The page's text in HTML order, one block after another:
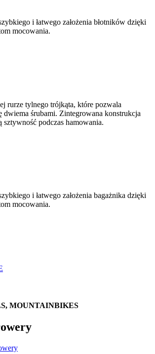
i łatwego założenia błotników dzięki
mocowania.
rurze tylnego trójkąta, które pozwala
dwiema śrubami. Zintegrowana konstrukcja
sztywność podczas hamowania.
i łatwego założenia bagażnika dzięki
mocowania.
MOUNTAINBIKES